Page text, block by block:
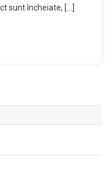
sunt încheiate, […]